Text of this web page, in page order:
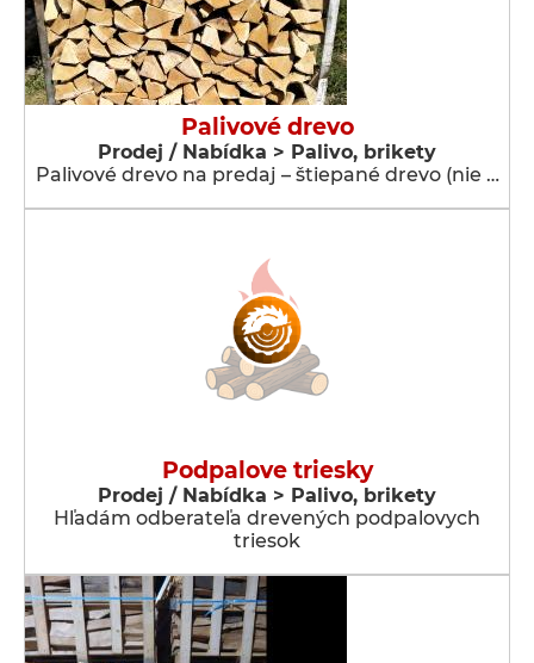
Palivové drevo
Prodej / Nabídka > Palivo, brikety
Palivové drevo na predaj – štiepané drevo (nie …
Podpalove triesky
Prodej / Nabídka > Palivo, brikety
Hľadám odberateľa drevených podpalovych
triesok